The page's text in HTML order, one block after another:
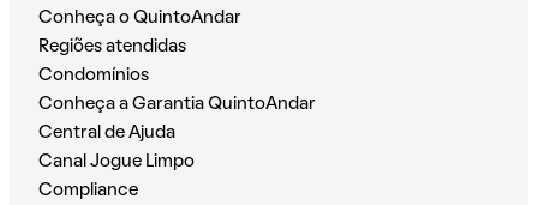
Conheça o QuintoAndar
Regiões atendidas
Condomínios
Conheça a Garantia QuintoAndar
Central de Ajuda
Canal Jogue Limpo
Compliance